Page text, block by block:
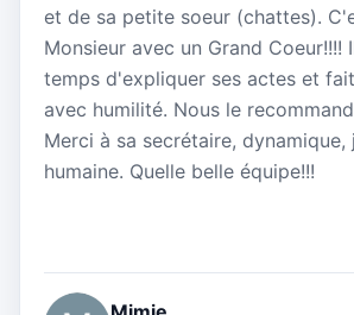
et de sa petite soeur (chattes).
Monsieur avec un Grand Coeur!!!!
temps d'expliquer ses actes et
avec humilité. Nous le
Merci à sa secrétaire, dynamique,
humaine. Quelle belle équipe!!!